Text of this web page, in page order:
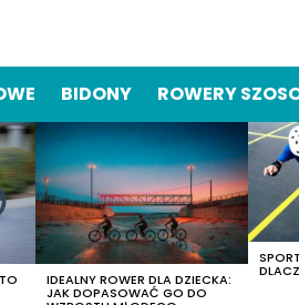
BIDONY ROWERY
IDEALNY ROWER DLA DZIECKA:
JAK DOPASOWAĆ GO DO